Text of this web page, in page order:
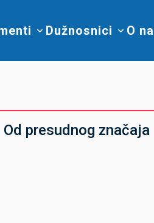
Dužnosnici O
presudnog značaja